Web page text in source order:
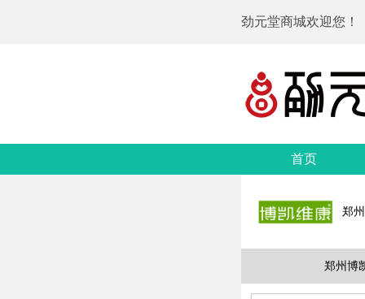
劲元堂商城欢迎您！
首页
郑
郑州博